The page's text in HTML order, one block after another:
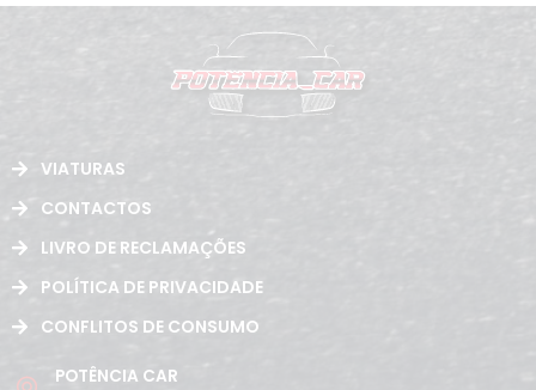
VIATURAS
CONTACTOS
LIVRO DE RECLAMAÇÕES
POLÍTICA DE PRIVACIDADE
CONFLITOS DE CONSUMO
POTÊNCIA CAR